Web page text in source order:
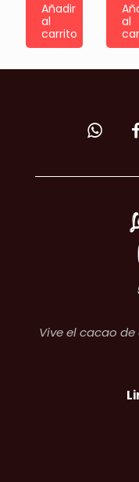
Añadir
al
carrito
al
Vive el cacao